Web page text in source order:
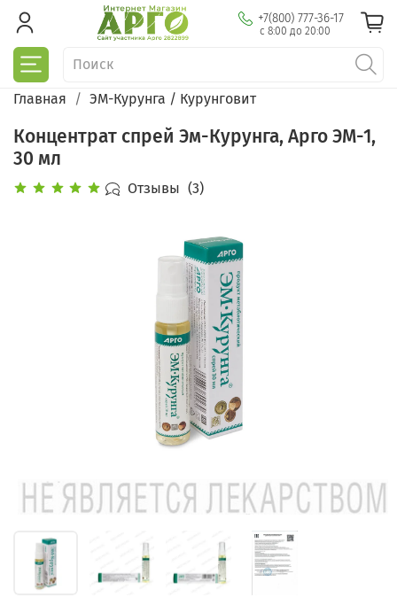
+7(800) 777-36-17
с 8:00 до 20:00
Главная ЭМ-Курунга / Курунговит
Концентрат спрей Эм-Курунга, Арго ЭМ-1,
30 мл
Отзывы (3)